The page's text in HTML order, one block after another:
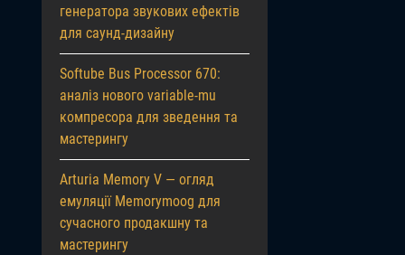
генератора звукових ефектів
для саунд-дизайну
Softube Bus Processor 670:
аналіз нового variable-mu
компресора для зведення та
мастерингу
Arturia Memory V — огляд
емуляції Memorymoog для
сучасного продакшну та
мастерингу